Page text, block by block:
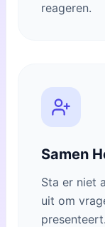
reageren.
Samen
Sta er niet
uit om
presenteert.